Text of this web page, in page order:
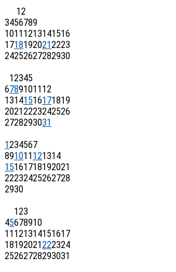
12
3456789
1011 1213141516
17181920212223
24252627282930
12345
67891011 12
13141516171819
20212223242526
2728293031
1234567
891011 121314
15161718192021
22232425262728
2930
123
45678910
11 121314151617
18192021222324
25262728293031